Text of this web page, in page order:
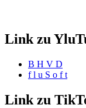
Link zu
B H V D
f l u S o f t
Link zu